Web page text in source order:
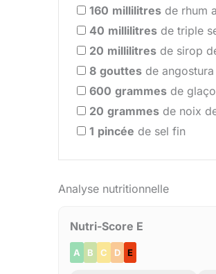
160 millilitres de rhum
40 millilitres de triple
20 millilitres de sirop
8 gouttes de
600 grammes de
20 grammes de noix
1 pincée de sel fin
Analyse nutritionnelle
Nutri-Score E
A B C D E